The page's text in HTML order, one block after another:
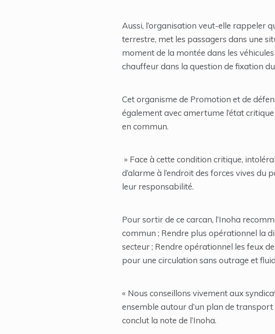
Aussi, l’organisation veut-elle rappeler
terrestre, met les passagers dans une
moment de la montée dans les
chauffeur dans la question de fixation
Cet organisme de Promotion et de
également avec amertume l’état
en commun.
» Face à cette condition critique,
d’alarme à l’endroit des forces vives
leur responsabilité.
Pour sortir de ce carcan, l’Inoha
commun ; Rendre plus opérationnel la
secteur ; Rendre opérationnel les feux
pour une circulation sans outrage et
« Nous conseillons vivement aux
ensemble autour d’un plan de
conclut la note de l’Inoha.